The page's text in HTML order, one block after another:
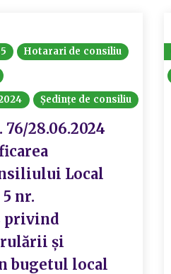
Hotarari de consiliu
Ședințe de consiliu
28.06.2024
Local
nr.
privind
și
bugetul local